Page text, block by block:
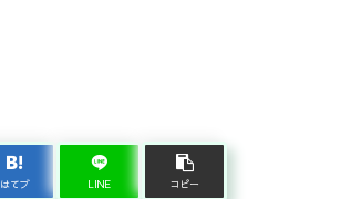
はてブ LINE コピー